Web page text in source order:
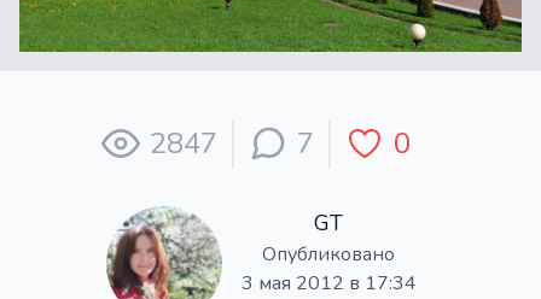
2847 7 0
GT
Опубликовано
3 мая 2012 в 17:34